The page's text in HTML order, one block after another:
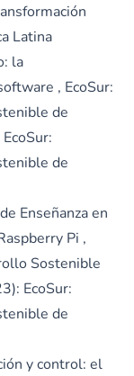
Latina
la
, EcoSur:
de
de
Enseñanza en
Pi ,
Sostenible
EcoSur:
de
y control: el